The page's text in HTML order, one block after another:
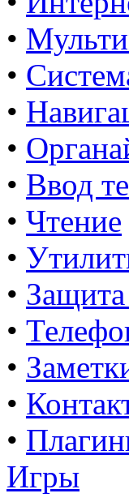
•
•
•
•
• Ввод
• Чтение
•
•
•
•
•
•
Игры